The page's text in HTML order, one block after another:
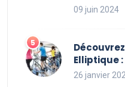
09 juin 2024
Elliptique :
26 janvier